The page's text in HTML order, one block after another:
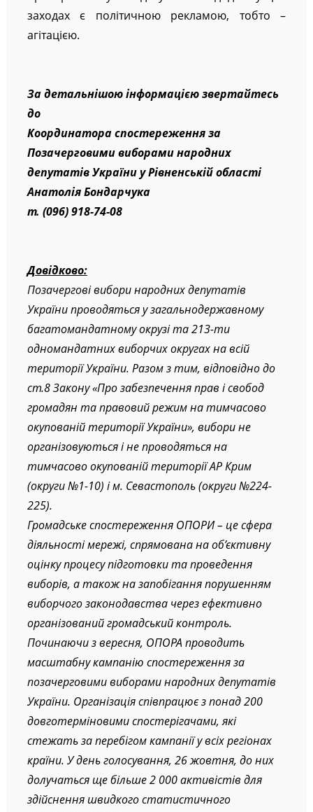
заходах є політичною рекламою, тобто –
агітацією.
За детальнішою інформацією звертайтесь
до
Координатора спостереження за
Позачерговими виборами народних
депутатів України у Рівненській області
Анатолія Бондарчука
т. (096) 918-74-08
Довідково:
Позачергові вибори народних депутатів
України проводяться у загальнодержавному
багатомандатному окрузі та 213-ти
одномандатних виборчих округах на всій
території України. Разом з тим, відповідно до
ст.8 Закону «Про забезпечення прав і свобод
громадян та правовий режим на тимчасово
окупованій території України», вибори не
організовуються і не проводяться на
тимчасово окупованій території АР Крим
(округи №1-10) і м. Севастополь (округи №224-
225).
Громадське спостереження ОПОРИ – це сфера
діяльності мережі, спрямована на об’єктивну
оцінку процесу підготовки та проведення
виборів, а також на запобігання порушенням
виборчого законодавства через ефективно
організований громадський контроль.
Починаючи з вересня, ОПОРА проводить
масштабну кампанію спостереження за
позачерговими виборами народних депутатів
України. Організація співпрацює з понад 200
довготерміновими спостерігачами, які
стежать за перебігом кампанії у всіх регіонах
країни. У день голосування, 26 жовтня, до них
долучаться ще більше 2 000 активістів для
здійснення швидкого статистичного